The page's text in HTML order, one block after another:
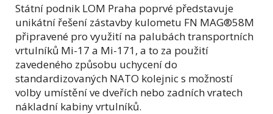
Státní podnik LOM Praha poprvé představuje
unikátní řešení zástavby kulometu FN MAG®58M
připravené pro využití na palubách transportních
vrtulníků Mi-17 a Mi-171, a to za použití
zavedeného způsobu uchycení do
standardizovaných NATO kolejnic s možností
volby umístění ve dveřích nebo zadních vratech
nákladní kabiny vrtulníků.